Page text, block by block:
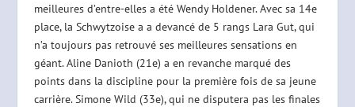
meilleures d’entre-elles a été Wendy Holdener. Avec sa 14e
place, la Schwytzoise a a devancé de 5 rangs Lara Gut, qui
n’a toujours pas retrouvé ses meilleures sensations en
géant. Aline Danioth (21e) a en revanche marqué des
points dans la discipline pour la première fois de sa jeune
carrière. Simone Wild (33e), qui ne disputera pas les finales